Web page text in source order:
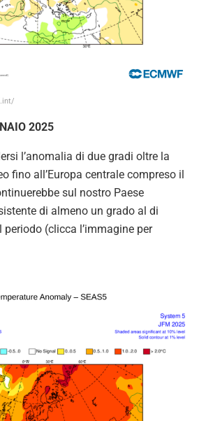
2025
l’anomalia di due gradi oltre la
fino all’Europa centrale compreso il
sul nostro Paese
di almeno un grado al di
(clicca l’immagine per